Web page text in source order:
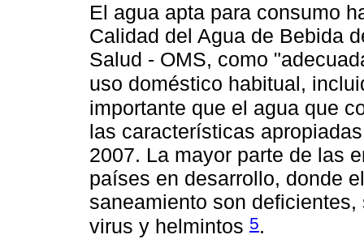
El agua apta para consumo
Calidad del Agua de Bebida
Salud - OMS, como
uso doméstico habitual,
importante que el agua que
las características
2007. La mayor parte de las
países en desarrollo, donde
saneamiento son
virus y helmintos 5.